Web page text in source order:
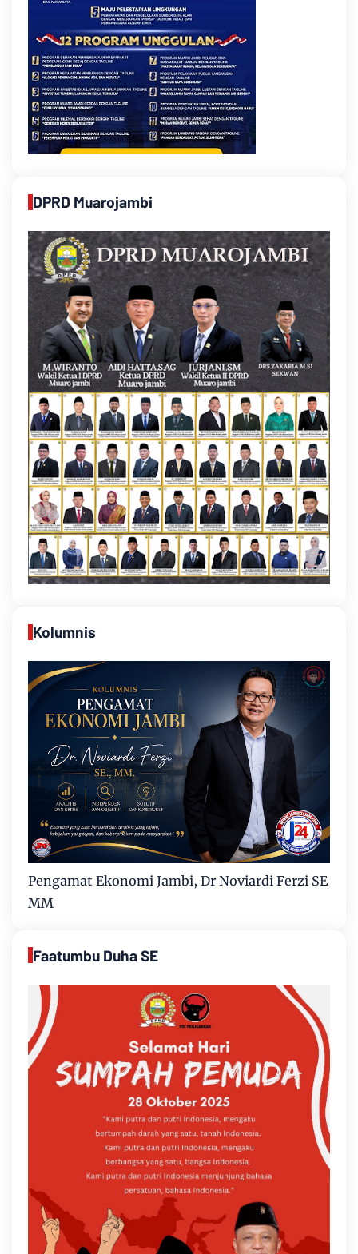
DPRD Muarojambi
Kolumnis
Pengamat Ekonomi Jambi, Dr Noviardi Ferzi SE
MM
Faatumbu Duha SE